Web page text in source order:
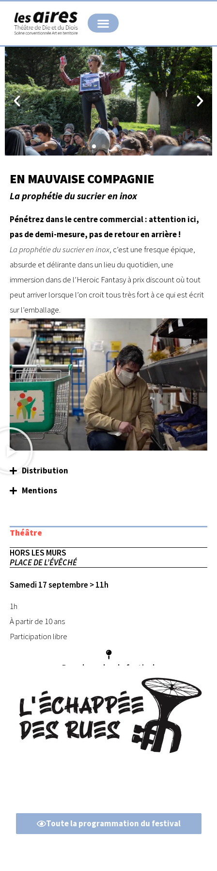
contenu
EN MAUVAISE COMPAGNIE
La prophétie du sucrier en inox
Pénétrez dans le centre commercial : attention ici,
pas de demi-mesure, pas de retour en arrière !
La prophétie du sucrier en inox, c’est une fresque épique,
absurde et délirante dans un lieu du quotidien, une
immersion dans de l’Heroic Fantasy à prix discount où tout
peut arriver lorsque l’on croit tous très fort à ce qui est écrit
sur l’emballage.
Distribution
Mentions
Théâtre
HORS LES MURS
PLACE DE L’ÉVÊCHÉ
Samedi 17 septembre > 11h
1h
À partir de 10 ans
Participation libre
Dans le cadre du festival
Toute la programmation du festival